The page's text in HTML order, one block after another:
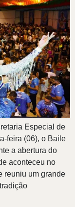
Especial de
feira (06), o Baile
a abertura do
aconteceu no
reuniu um grande